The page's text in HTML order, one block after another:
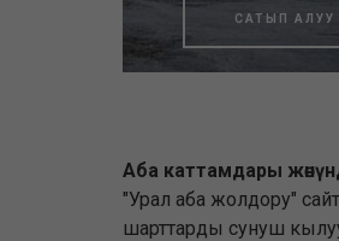
САТЫП АЛУУ
Аба каттамдары
"Урал аба жолдору"
шарттарды сунуш